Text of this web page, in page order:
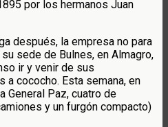
por los hermanos Juan
después, la empresa no para
sede de Bulnes, en Almagro,
ir y venir de sus
a cococho. Esta semana, en
General Paz, cuatro de
y un furgón compacto)